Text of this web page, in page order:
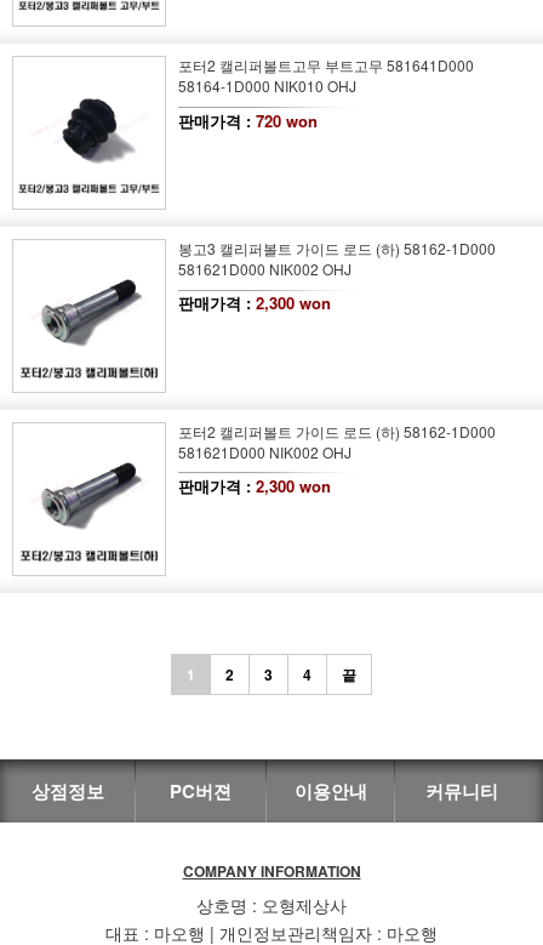
포터2 캘리퍼볼트고무 부트고무 581641D000
58164-1D000 NIK010 OHJ
판매가격 : 720 won
봉고3 캘리퍼볼트 가이드 로드 (하) 58162-1D000
581621D000 NIK002 OHJ
판매가격 : 2,300 won
포터2 캘리퍼볼트 가이드 로드 (하) 58162-1D000
581621D000 NIK002 OHJ
판매가격 : 2,300 won
1 2 3 4 끝
상점정보 PC버젼 이용안내 커뮤니티
COMPANY INFORMATION
상호명 : 오형제상사
대표 : 마오행 | 개인정보관리책임자 : 마오행